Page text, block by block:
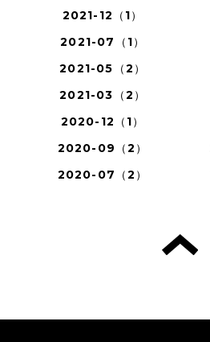
2021-12（1）
2021-07（1）
2021-05（2）
2021-03（2）
2020-12（1）
2020-09（2）
2020-07（2）